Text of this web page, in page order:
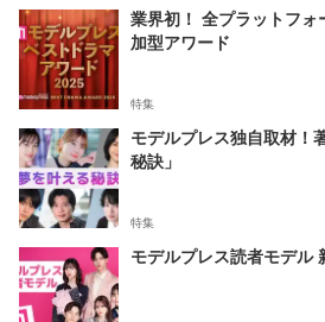
業界初！ 全プラットフ
加型アワード
特集
モデルプレス独自取材！
秘訣」
特集
モデルプレス読者モデル